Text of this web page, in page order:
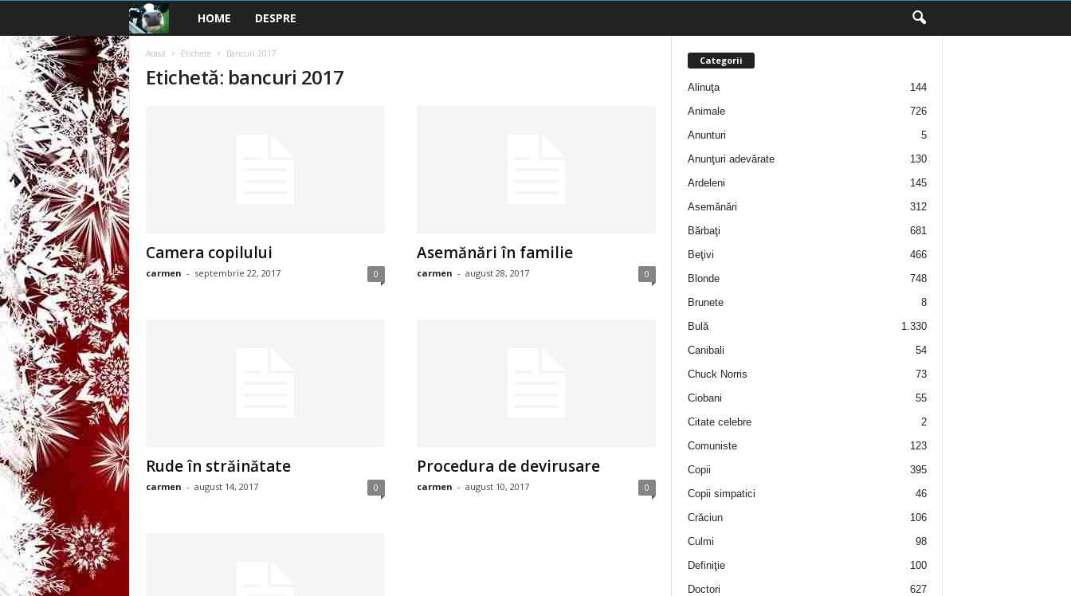
a
n
a
HOME DESPRE
Acasă Etichete Bancuri 2017
Etichetă: bancuri 2017
Camera copilului
carmen - septembrie 22, 2017 0
Asemănări în familie
carmen - august 28, 2017 0
Rude în străinătate
carmen - august 14, 2017 0
Procedura de devirusare
carmen - august 10, 2017 0
Categorii
Alinuţa
144
Animale
726
Anunturi
5
Anunţuri adevărate
130
Ardeleni
145
Asemănări
312
Bărbaţi
681
Beţivi
466
Blonde
748
Brunete
8
Bulă
1.330
Canibali
54
Chuck Norris
73
Ciobani
55
Citate celebre
2
Comuniste
123
Copii
395
Copii simpatici
46
Crăciun
106
Culmi
98
Definiţie
100
Doctori
627